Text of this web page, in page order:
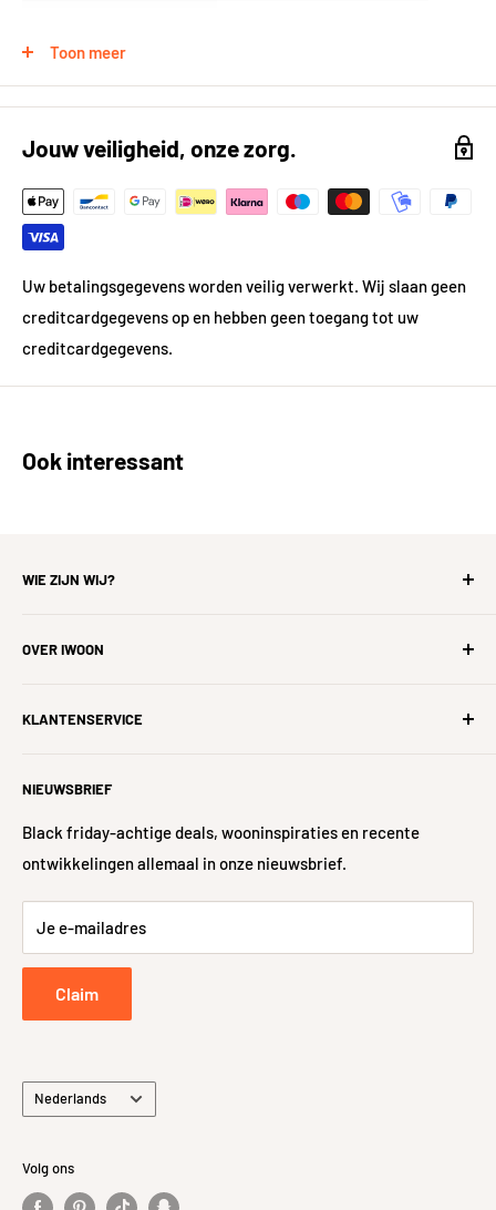
Technische specificaties
Lijntekening
https://kh-compano.b-
cdn.net/Data/Environme
8.8082.jpg
Toon meer
Jouw veiligheid, onze zorg.
Uw betalingsgegevens worden veilig verwerkt. Wij slaan geen
creditcardgegevens op en hebben geen toegang tot uw
creditcardgegevens.
Ook interessant
WIE ZIJN WIJ?
allemaal, zonder tevreden klanten geen iWoon. Wij gaan uit
klanten ervoor zorgen dat wij tevreden zijn en ons bestaan
OVER IWOON
Over ons
Nieuwe woning?
Algemene voorwaarden
Sitemap
KLANTENSERVICE
Veelgestelde vragen
Levering
48-uurs controle
Retour- en Terugbetalingsbeleid
Retourneren
Privacybeleid
NIEUWSBRIEF
Black friday-achtige deals, wooninspiraties en recente
ontwikkelingen allemaal in onze nieuwsbrief.
Je e-mailadres
Claim
Taal
Nederlands
Volg ons